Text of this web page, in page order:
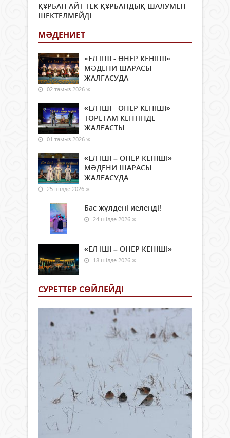
ҚҰРБАН АЙТ ТЕК ҚҰРБАНДЫҚ ШАЛУМЕН
ШЕКТЕЛМЕЙДІ
МӘДЕНИЕТ
«ЕЛ ІШІ - ӨНЕР КЕНІШІ»
МӘДЕНИ ШАРАСЫ
ЖАЛҒАСУДА
02 тамыз 2026 ж.
«ЕЛ ІШІ - ӨНЕР КЕНІШІ»
ТӨРЕТАМ КЕНТІНДЕ
ЖАЛҒАСТЫ
01 тамыз 2026 ж.
«ЕЛ ІШІ – ӨНЕР КЕНІШІ»
МӘДЕНИ ШАРАСЫ
ЖАЛҒАСУДА
25 шілде 2026 ж.
Бас жүлдені иеленді!
24 шілде 2026 ж.
«ЕЛ ІШІ – ӨНЕР КЕНІШІ»
18 шілде 2026 ж.
СУРЕТТЕР СӨЙЛЕЙДI